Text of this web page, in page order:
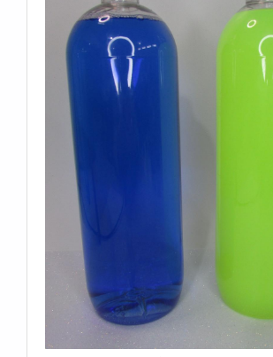
(Embalagens para contato com
Vigilância Sanitária); Equipamentos
geração. Tudo para garantir
500ml com ótima qualidade. Sem
sobre embalagem garrafa PET 500ml,
visar apenas lucratividade, deve
serviços que tenham ótima qualidade e
características simples, mas que
comprometimento da empresa com
por estes motivos que a Macpet é
se explora o segmento de
empresa objetiva sempre a melhor
cliente final. Na organização é possível
uma equipe com colaboradores
estão esperando seu contato para tirar
suas dúvidas e melhor